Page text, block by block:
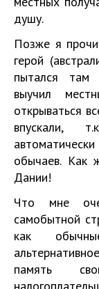
душу.
Позже я
герой
пытался там
выучил
открываться
впускали,
обычаев. Как
Дании!
Что мне
самобытной
как
память